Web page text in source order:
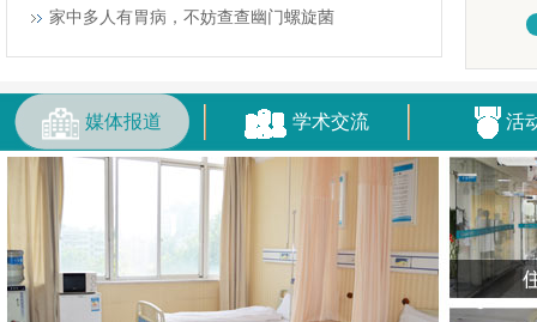
家中多人有胃病，不妨查查幽门螺旋菌
媒体报道 学术交流 活